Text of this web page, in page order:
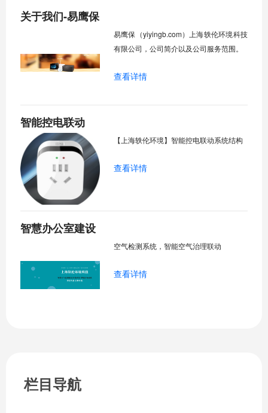
关于我们-易鹰保
易鹰保（yiyingb.com）上海轶伦环境科技
有限公司，公司简介以及公司服务范围。
查看详情
智能控电联动
【上海轶伦环境】智能控电联动系统结构
查看详情
智慧办公室建设
空气检测系统，智能空气治理联动
查看详情
栏目导航